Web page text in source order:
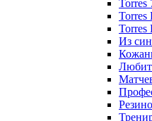
Torres
Torres
Torres
Из